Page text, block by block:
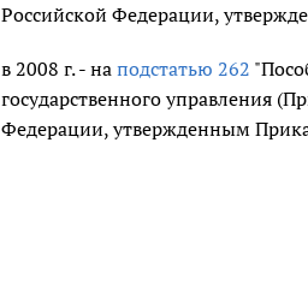
Российской Федерации,
в 2008 г. - на подстатью 262
государственного управления
Федерации, утвержденным